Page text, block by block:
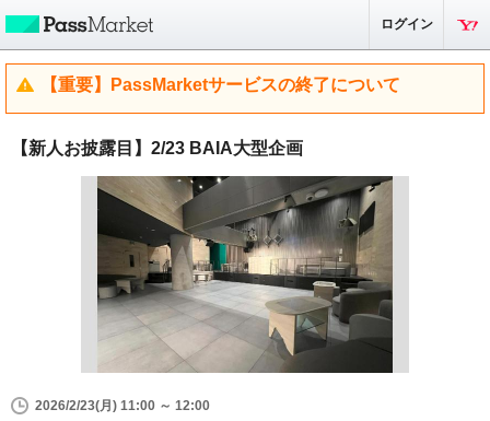
ログイン
【重要】PassMarketサービスの終了について
【新人お披露目】2/23 BAIA大型企画
2026/2/23(月) 11:00 ～ 12:00